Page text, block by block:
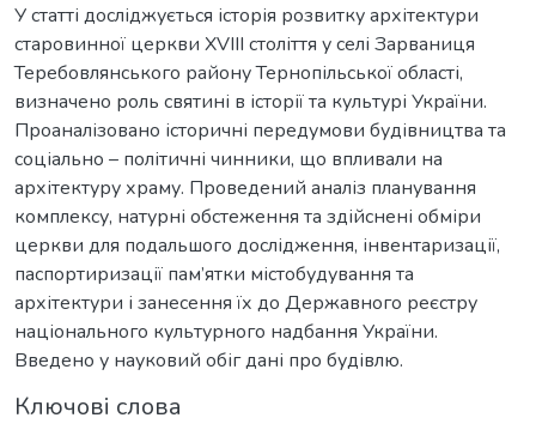
У статті досліджується історія розвитку архітектури
старовинної церкви ХVIIІ століття у селі Зарваниця
Теребовлянського району Тернопільської області,
визначено роль святині в історії та культурі України.
Проаналізовано історичні передумови будівництва та
соціально – політичні чинники, що впливали на
архітектуру храму. Проведений аналіз планування
комплексу, натурні обстеження та здійснені обміри
церкви для подальшого дослідження, інвентаризації,
паспортиризації пам’ятки містобудування та
архітектури і занесення їх до Державного реєстру
національного культурного надбання України.
Введено у науковий обіг дані про будівлю.
Ключові слова